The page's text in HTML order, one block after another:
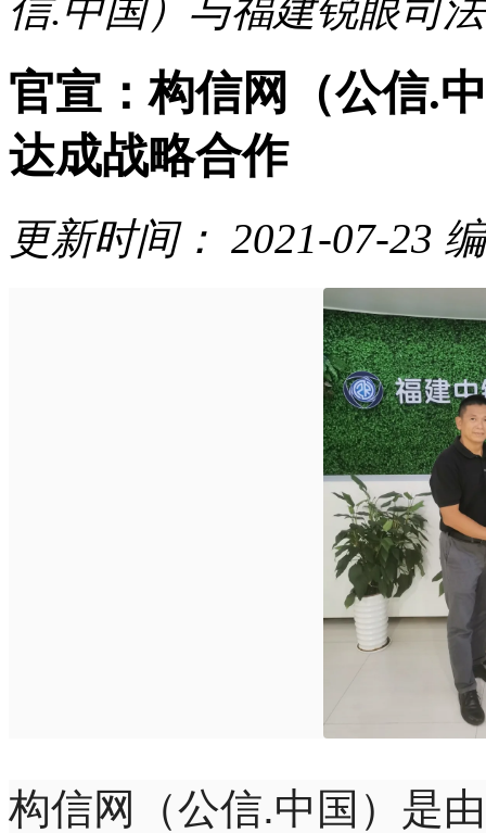
信.中国）与福建锐眼司
官宣：构信网（公信.
达成战略合作
更新时间： 2021-07-23
构信网（公信.中国）是